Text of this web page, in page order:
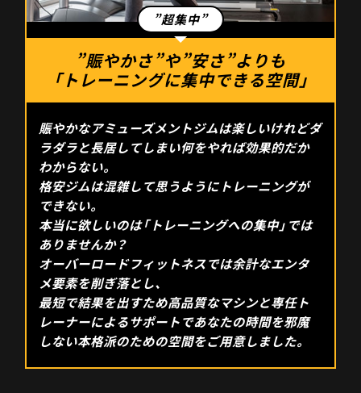
”賑やかさ”や”安さ”よりも
「トレーニングに集中できる空間」
賑やかなアミューズメントジムは楽しいけれどダ
ラダラと長居してしまい何をやれば効果的だか
わからない。
格安ジムは混雑して思うようにトレーニングが
できない。
本当に欲しいのは「トレーニングへの集中」では
ありませんか？
オーバーロードフィットネスでは余計なエンタ
メ要素を削ぎ落とし、
最短で結果を出すため高品質なマシンと専任ト
レーナーによるサポートであなたの時間を邪魔
しない本格派のための空間をご用意しました。